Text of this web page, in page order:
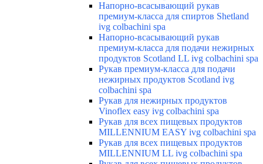
Напорно-всасывающий рукав
премиум-класса для спиртов Shetland
ivg colbachini spa
Напорно-всасывающий рукав
премиум-класса для подачи нежирных
продуктов Scotland LL ivg colbachini spa
Рукав премиум-класса для подачи
нежирных продуктов Scotland ivg
colbachini spa
Рукав для нежирных продуктов
Vinoflex easy ivg colbachini spa
Рукав для всех пищевых продуктов
MILLENNIUM EASY ivg colbachini spa
Рукав для всех пищевых продуктов
MILLENNIUM LL ivg colbachini spa